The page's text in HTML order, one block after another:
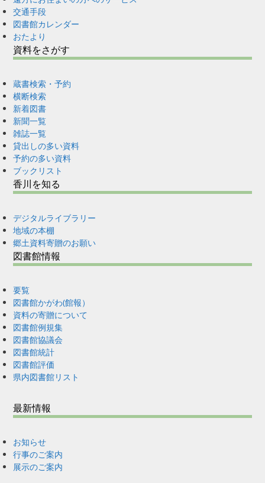
交通手段
図書館カレンダー
おたより
資料をさがす
蔵書検索・予約
横断検索
新着図書
新聞一覧
雑誌一覧
貸出しの多い資料
予約の多い資料
ブックリスト
香川を知る
デジタルライブラリー
地域の本棚
郷土資料寄贈のお願い
図書館情報
要覧
図書館かがわ(館報）
資料の寄贈について
図書館例規集
図書館協議会
図書館統計
図書館評価
県内図書館リスト
最新情報
お知らせ
行事のご案内
展示のご案内